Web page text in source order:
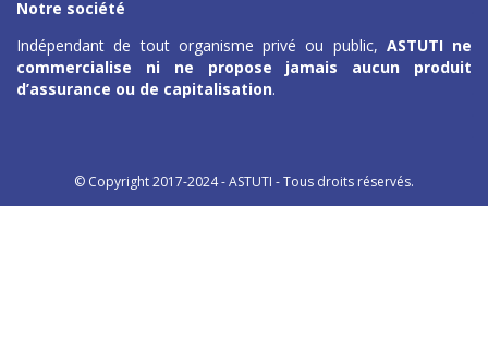
Notre société
Indépendant de tout organisme privé ou public, ASTUTI ne
commercialise ni ne propose jamais aucun produit
d’assurance ou de capitalisation.
© Copyright 2017-2024 - ASTUTI - Tous droits réservés.